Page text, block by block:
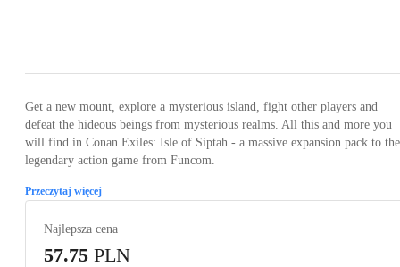
Get a new mount, explore a mysterious island, fight other players and
defeat the hideous beings from mysterious realms. All this and more you
will find in Conan Exiles: Isle of Siptah - a massive expansion pack to the
legendary action game from Funcom.
Przeczytaj więcej
Najlepsza cena
57.75 PLN